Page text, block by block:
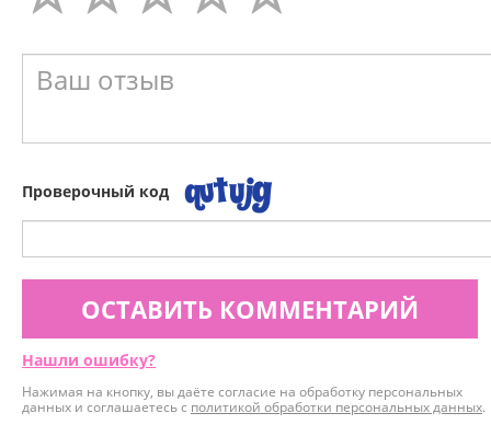
Проверочный код
ОСТАВИТЬ КОММЕНТАРИЙ
Нашли ошибку?
Нажимая на кнопку, вы даёте согласие на обработку персональных
данных и соглашаетесь с политикой обработки персональных данных.